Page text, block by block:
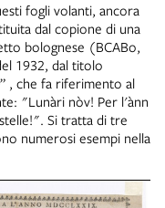
fogli volanti, ancora
dal copione di una
bolognese (BCABo,
1932, dal titolo
” , che fa riferimento al
"Lunàri nòv! Per l'ànn
Si tratta di tre
numerosi esempi nella